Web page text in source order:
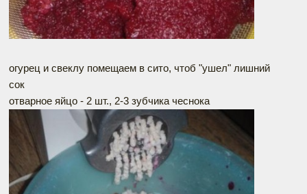
огурец и свеклу помещаем в сито, чтоб "ушел" лишний
сок
отварное яйцо - 2 шт., 2-3 зубчика чеснока